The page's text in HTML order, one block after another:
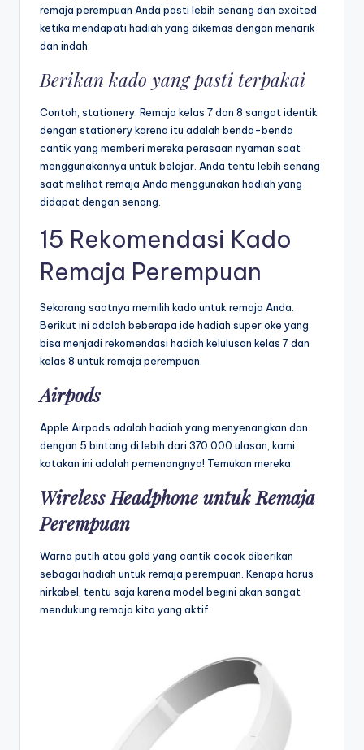
remaja perempuan Anda pasti lebih senang dan excited
ketika mendapati hadiah yang dikemas dengan menarik
dan indah.
Berikan kado yang pasti terpakai
Contoh, stationery. Remaja kelas 7 dan 8 sangat identik
dengan stationery karena itu adalah benda-benda
cantik yang memberi mereka perasaan nyaman saat
menggunakannya untuk belajar. Anda tentu lebih senang
saat melihat remaja Anda menggunakan hadiah yang
didapat dengan senang.
15 Rekomendasi Kado
Remaja Perempuan
Sekarang saatnya memilih kado untuk remaja Anda.
Berikut ini adalah beberapa ide hadiah super oke yang
bisa menjadi rekomendasi hadiah kelulusan kelas 7 dan
kelas 8 untuk remaja perempuan.
Airpods
Apple Airpods adalah hadiah yang menyenangkan dan
dengan 5 bintang di lebih dari 370.000 ulasan, kami
katakan ini adalah pemenangnya! Temukan mereka.
Wireless Headphone untuk Remaja
Perempuan
Warna putih atau gold yang cantik cocok diberikan
sebagai hadiah untuk remaja perempuan. Kenapa harus
nirkabel, tentu saja karena model begini akan sangat
mendukung remaja kita yang aktif.